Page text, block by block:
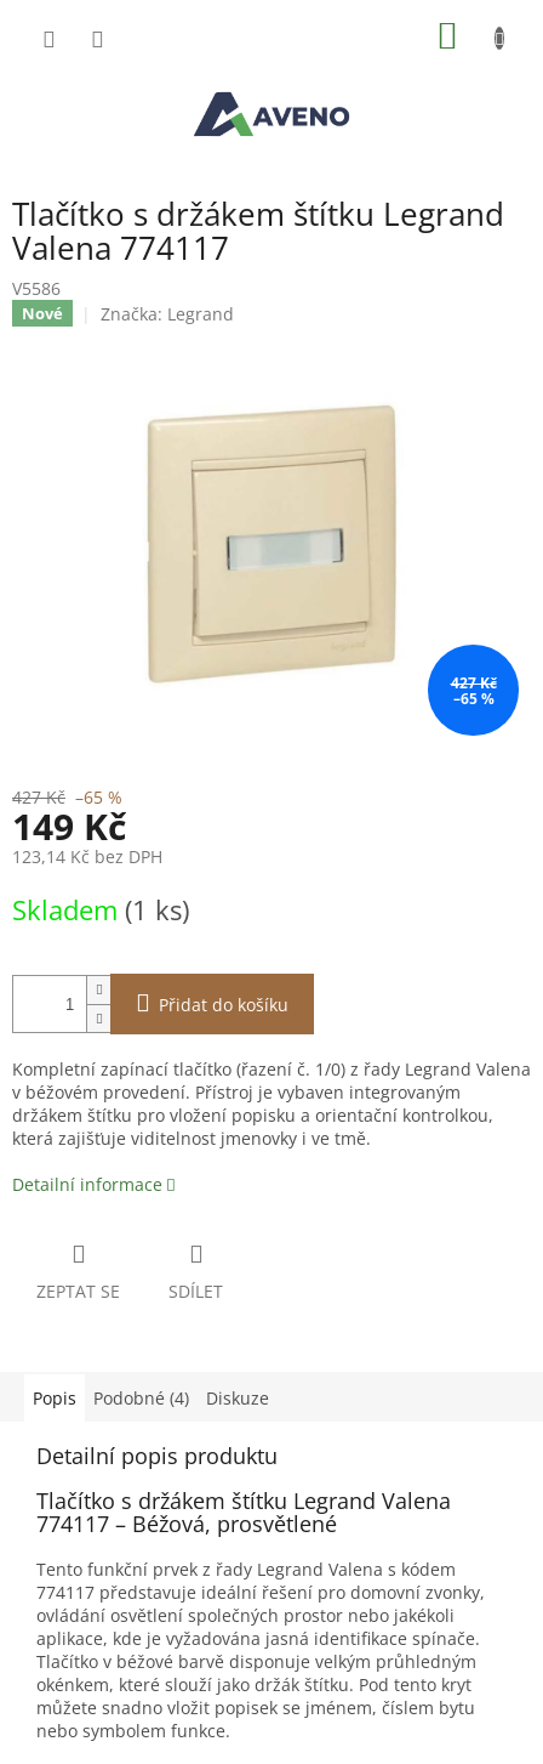
Tlačítko s držákem štítku Legrand
Valena 774117
V5586
Nové Značka: Legrand
427 Kč
–65 %
427 Kč –65 %
149 Kč
123,14 Kč bez DPH
cena:
Skladem (1 ks)
Přidat do košíku
Kompletní zapínací tlačítko (řazení č. 1/0) z řady Legrand Valena
v béžovém provedení. Přístroj je vybaven integrovaným
držákem štítku pro vložení popisku a orientační kontrolkou,
která zajišťuje viditelnost jmenovky i ve tmě.
Detailní informace
ZEPTAT SE SDÍLET
Popis Podobné (4) Diskuze
Detailní popis produktu
Tlačítko s držákem štítku Legrand Valena
774117 – Béžová, prosvětlené
Tento funkční prvek z řady Legrand Valena s kódem
774117 představuje ideální řešení pro domovní zvonky,
ovládání osvětlení společných prostor nebo jakékoli
aplikace, kde je vyžadována jasná identifikace spínače.
Tlačítko v béžové barvě disponuje velkým průhledným
okénkem, které slouží jako držák štítku. Pod tento kryt
můžete snadno vložit popisek se jménem, číslem bytu
nebo symbolem funkce.